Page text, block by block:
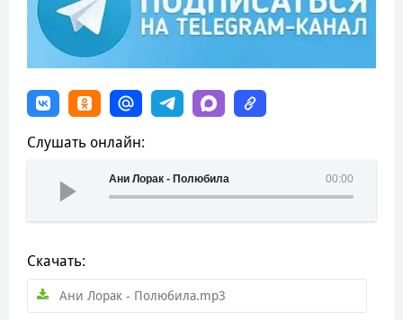
Слушать онлайн:
00:00
Ани Лорак - Полюбила
Скачать:
Ани Лорак - Полюбила.mp3